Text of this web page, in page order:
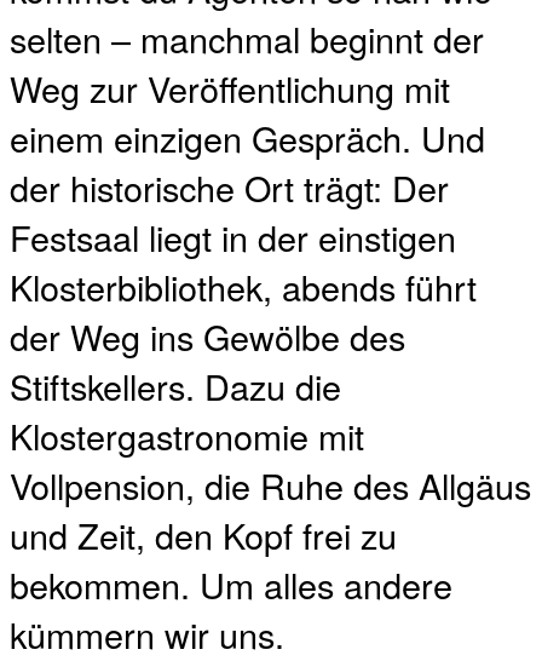
selten – manchmal beginnt der
Weg zur Veröffentlichung mit
einem einzigen Gespräch. Und
der historische Ort trägt: Der
Festsaal liegt in der einstigen
Klosterbibliothek, abends führt
der Weg ins Gewölbe des
Stiftskellers. Dazu die
Klostergastronomie mit
Vollpension, die Ruhe des Allgäus
und Zeit, den Kopf frei zu
bekommen. Um alles andere
kümmern wir uns.